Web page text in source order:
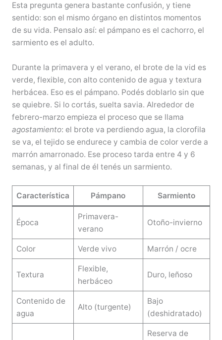
Esta pregunta genera bastante confusión, y tiene
sentido: son el mismo órgano en distintos momentos
de su vida. Pensalo así: el pámpano es el cachorro, el
sarmiento es el adulto.
Durante la primavera y el verano, el brote de la vid es
verde, flexible, con alto contenido de agua y textura
herbácea. Eso es el pámpano. Podés doblarlo sin que
se quiebre. Si lo cortás, suelta savia. Alrededor de
febrero-marzo empieza el proceso que se llama
agostamiento: el brote va perdiendo agua, la clorofila
se va, el tejido se endurece y cambia de color verde a
marrón amarronado. Ese proceso tarda entre 4 y 6
semanas, y al final de él tenés un sarmiento.
Característica Pámpano Sarmiento
Época
Primavera-
verano
Otoño-invierno
Color Verde vivo Marrón / ocre
Textura
Flexible,
herbáceo
Duro, leñoso
Contenido de
agua
Alto (turgente)
Bajo
(deshidratado)
Reserva de